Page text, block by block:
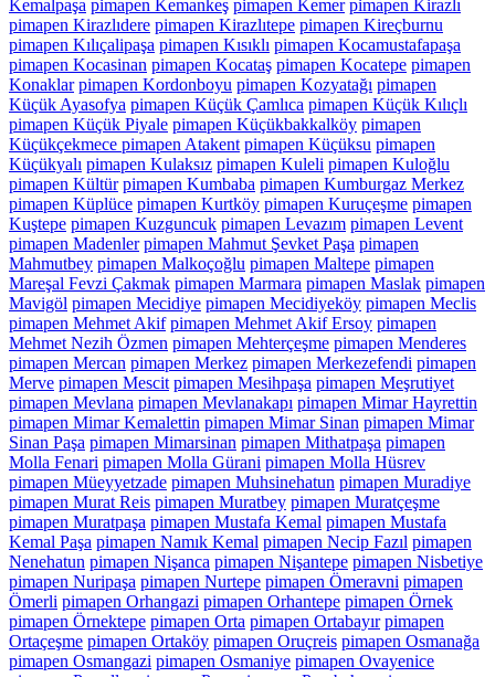
Kemalpaşa pimapen Kemankeş pimapen Kemer pimapen Kirazlı
pimapen Kirazlıdere pimapen Kirazlıtepe pimapen Kireçburnu
pimapen Kılıçalipaşa pimapen Kısıklı pimapen Kocamustafapaşa
pimapen Kocasinan pimapen Kocataş pimapen Kocatepe pimapen
Konaklar pimapen Kordonboyu pimapen Kozyatağı pimapen
Küçük Ayasofya pimapen Küçük Çamlıca pimapen Küçük Kılıçlı
pimapen Küçük Piyale pimapen Küçükbakkalköy pimapen
Küçükçekmece pimapen Atakent pimapen Küçüksu pimapen
Küçükyalı pimapen Kulaksız pimapen Kuleli pimapen Kuloğlu
pimapen Kültür pimapen Kumbaba pimapen Kumburgaz Merkez
pimapen Küplüce pimapen Kurtköy pimapen Kuruçeşme pimapen
Kuştepe pimapen Kuzguncuk pimapen Levazım pimapen Levent
pimapen Madenler pimapen Mahmut Şevket Paşa pimapen
Mahmutbey pimapen Malkoçoğlu pimapen Maltepe pimapen
Mareşal Fevzi Çakmak pimapen Marmara pimapen Maslak pimapen
Mavigöl pimapen Mecidiye pimapen Mecidiyeköy pimapen Meclis
pimapen Mehmet Akif pimapen Mehmet Akif Ersoy pimapen
Mehmet Nezih Özmen pimapen Mehterçeşme pimapen Menderes
pimapen Mercan pimapen Merkez pimapen Merkezefendi pimapen
Merve pimapen Mescit pimapen Mesihpaşa pimapen Meşrutiyet
pimapen Mevlana pimapen Mevlanakapı pimapen Mimar Hayrettin
pimapen Mimar Kemalettin pimapen Mimar Sinan pimapen Mimar
Sinan Paşa pimapen Mimarsinan pimapen Mithatpaşa pimapen
Molla Fenari pimapen Molla Gürani pimapen Molla Hüsrev
pimapen Müeyyetzade pimapen Muhsinehatun pimapen Muradiye
pimapen Murat Reis pimapen Muratbey pimapen Muratçeşme
pimapen Muratpaşa pimapen Mustafa Kemal pimapen Mustafa
Kemal Paşa pimapen Namık Kemal pimapen Necip Fazıl pimapen
Nenehatun pimapen Nişanca pimapen Nişantepe pimapen Nisbetiye
pimapen Nuripaşa pimapen Nurtepe pimapen Ömeravni pimapen
Ömerli pimapen Orhangazi pimapen Orhantepe pimapen Örnek
pimapen Örnektepe pimapen Orta pimapen Ortabayır pimapen
Ortaçeşme pimapen Ortaköy pimapen Oruçreis pimapen Osmanağa
pimapen Osmangazi pimapen Osmaniye pimapen Ovayenice